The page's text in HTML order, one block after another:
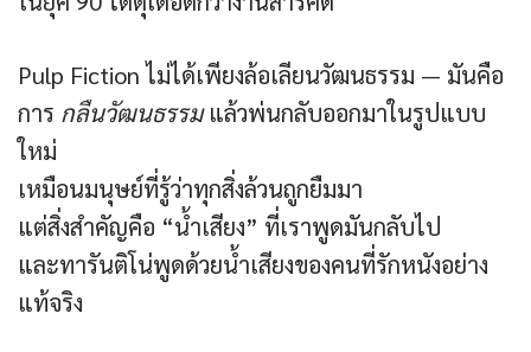
Pulp Fiction ไม่ได้เพียงล้อเลียนวัฒนธรรม — มันคือ
การ กลืนวัฒนธรรมแล้วพ่นกลับออกมาในรูปแบบ
ใหม่
เหมือนมนุษย์ที่รู้ว่าทุกสิ่งล้วนถูกยืมมา
แต่สิ่งสำคัญคือ “น้ำเสียง” ที่เราพูดมันกลับไป
และทารันติโน่พูดด้วยน้ำเสียงของคนที่รักหนังอย่าง
แท้จริง